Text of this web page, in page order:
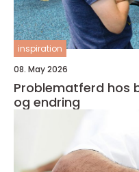
inspiration
08. May 2026
Problematferd hos barn
og endring